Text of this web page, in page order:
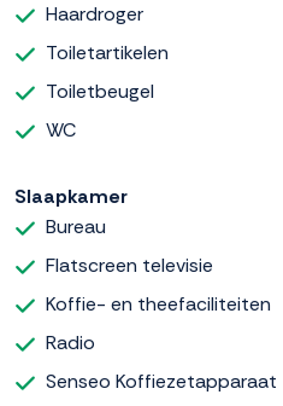
Haardroger
Toiletartikelen
Toiletbeugel
WC
Slaapkamer
Bureau
Flatscreen televisie
Koffie- en theefaciliteiten
Radio
Senseo Koffiezetapparaat